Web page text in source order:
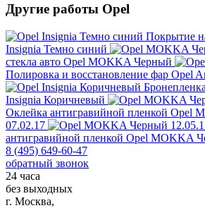
Другие работы Opel
Покрытие
Insignia Темно синий
стекла авто Opel MOKKA Черный
Полировка и восстановление фар Opel
Insignia Коричневый
Оклейка антигравийной пленкой Opel
07.02.17
антигравийной пленкой Opel MOKKA
8 (495) 649-60-47
обратный звонок
24 часа
без выходных
г. Москва,